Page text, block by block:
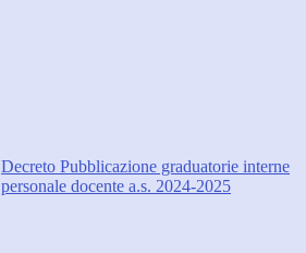
Decreto Pubblicazione graduatorie interne
personale docente a.s. 2024-2025